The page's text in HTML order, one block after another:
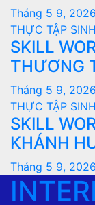
Tháng 5 9, 2026
THỰC TẬP
SKILL
THƯƠNG
Tháng 5 9, 2026
THỰC TẬP
SKILL
KHÁNH
Tháng 5 9, 2026